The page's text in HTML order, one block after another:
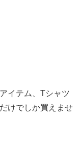
イテム、Tシャツ
けでしか買えませ